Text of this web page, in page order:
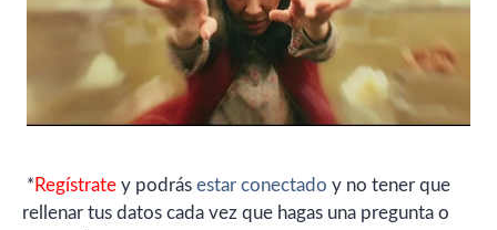
* Regístrate y podrás estar conectado y no tener que
rellenar tus datos cada vez que hagas una pregunta o